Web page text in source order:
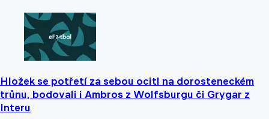
Hložek se potřetí za sebou ocitl na dorosteneckém
trůnu, bodovali i Ambros z Wolfsburgu či Grygar z
Interu